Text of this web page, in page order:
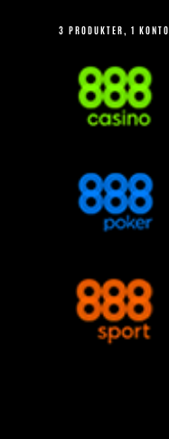
3 PRODUKTER, 1 KONTO